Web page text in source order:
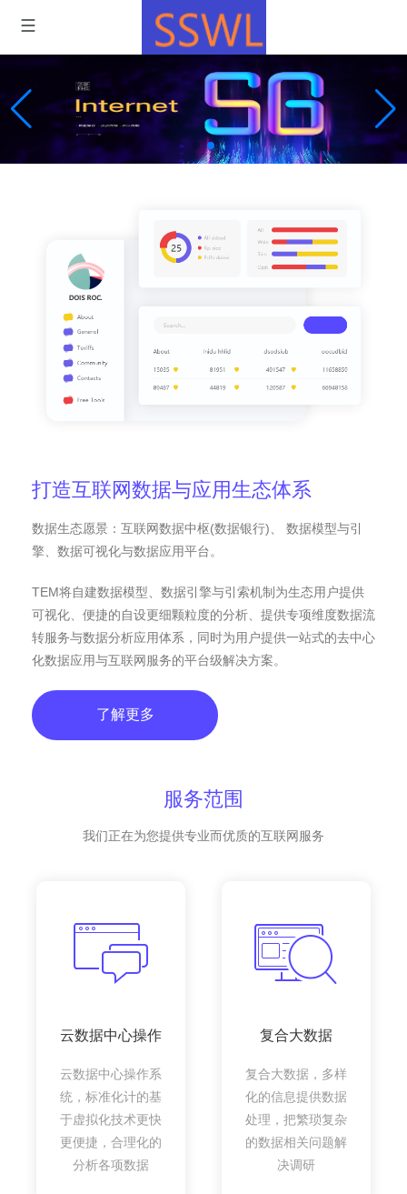
打造互联网数据与应用生态体系
数据生态愿景：互联网数据中枢(数据银行)、 数据模型与引
擎、数据可视化与数据应用平台。
TEM将自建数据模型、数据引擎与引索机制为生态用户提供
可视化、便捷的自设更细颗粒度的分析、提供专项维度数据流
转服务与数据分析应用体系，同时为用户提供一站式的去中心
化数据应用与互联网服务的平台级解决方案。
了解更多
服务范围
我们正在为您提供专业而优质的互联网服务
云数据中心操作
云数据中心操作系
统，标准化计的基
于虚拟化技术更快
更便捷，合理化的
分析各项数据
复合大数据
复合大数据，多样
化的信息提供数据
处理，把繁琐复杂
的数据相关问题解
决调研